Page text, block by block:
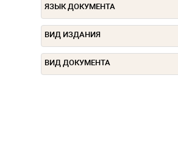
ЯЗЫК ДОКУМЕНТА
ВИД ИЗДАНИЯ
ВИД ДОКУМЕНТА